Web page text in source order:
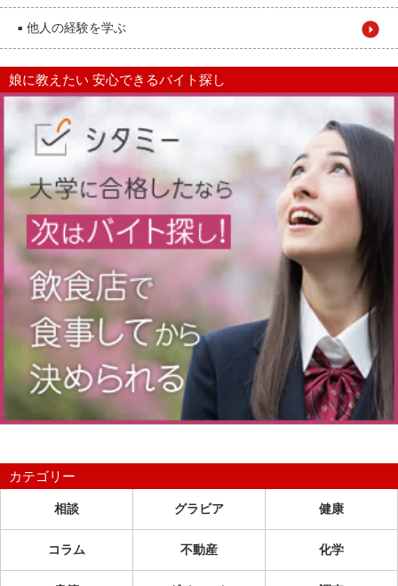
■ 他人の経験を学ぶ
娘に教えたい 安心できるバイト探し
カテゴリー
相談 グラビア 健康
コラム 不動産 化学